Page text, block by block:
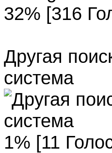
32% [316
Другая
система
1% [11